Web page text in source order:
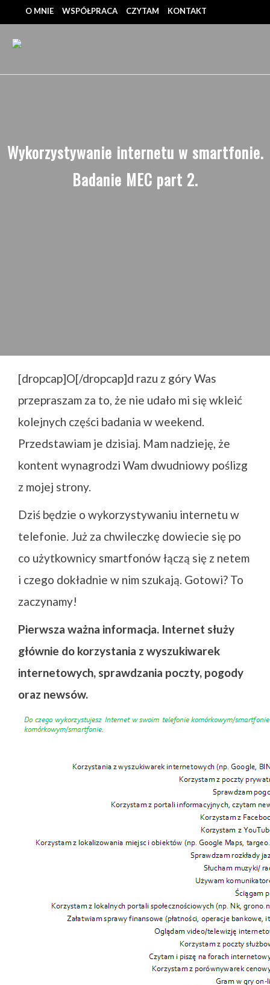
O MNIE WSPÓŁPRACA CZYTAM KONTAKT
Wykorzystywanie internetu w smartfonie.
Badanie MEC part 2.
[dropcap]O[/dropcap]d razu z góry Was
przepraszam za to, że nie udało mi się wkleić
kolejnych części badania w weekend.
Przedstawiam je dzisiaj. Mam nadzieję, że
kontent wynagrodzi Wam dwudniowy poślizg
z mojej strony.
Dziś będzie o wykorzystywaniu internetu w
telefonie. Już za chwileczkę dowiecie się po
co użytkownicy smartfonów łączą się z netem
i czego dokładnie w nim szukają. Gotowi? To
zaczynamy!
Pierwsza ważna informacja. Internet służy
głównie do korzystania z wyszukiwarek
internetowych, sprawdzania poczty, pogody
oraz newsów.